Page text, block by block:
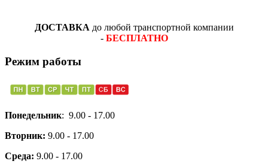
ДОСТАВКА до любой транспортной компании
- БЕСПЛАТНО
Режим работы
Понедельник: 9.00 - 17.00
Вторник: 9.00 - 17.00
Среда: 9.00 - 17.00